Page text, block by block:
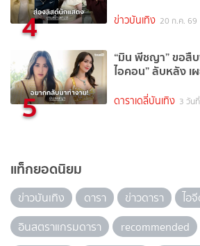
4 ข่าวบันเทิง 20 ก.ค. 69
5
“มิน พีชญา” ขอสื
ไอคอน” ลับหลัง
ดาราเดลี่บันเทิง 3 วัน
แท็กยอดนิยม
ข่าวบันเทิง ดารา ข่าวดารา
ไอ
อินสตราแกรมดารา
recommended